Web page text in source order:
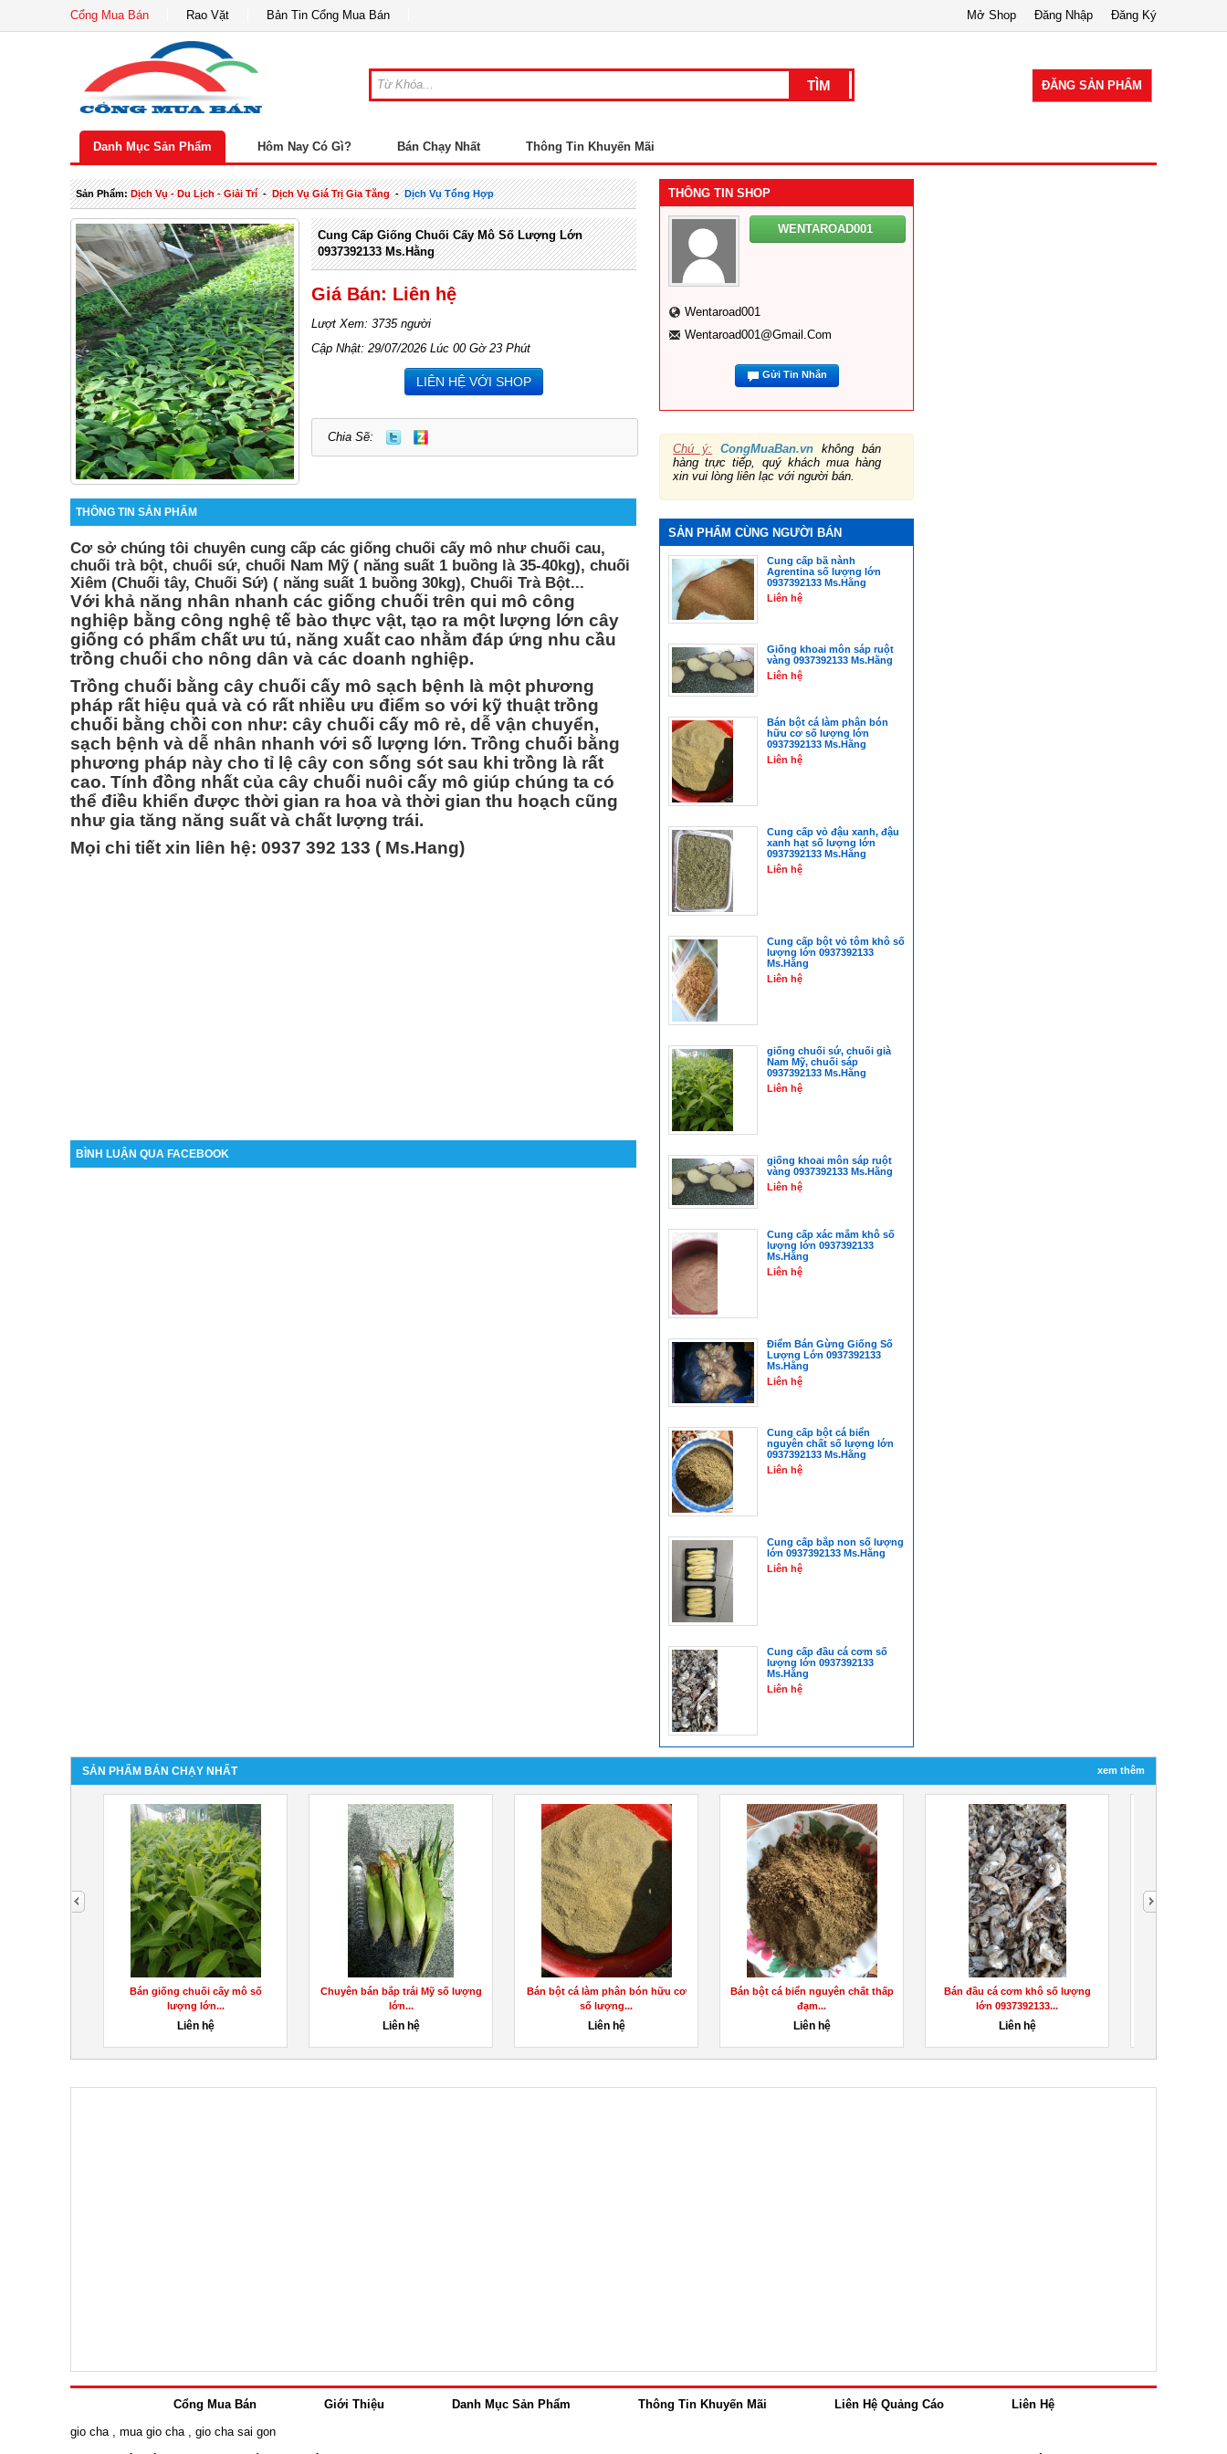
Cổng Mua Bán Rao Vặt Bản Tin Cổng Mua Bán Đăng Ký
Đăng Nhập
Mở Shop
ĐĂNG SẢN PHẨM
Danh Mục Sản Phẩm Hôm Nay Có Gì? Bán Chạy Nhất Thông Tin Khuyến Mãi
Sản Phẩm:Dịch Vụ - Du Lịch - Giải Trí-Dịch Vụ Giá Trị Gia Tăng-Dịch Vụ Tổng Hợp
Cung Cấp Giống Chuối Cấy Mô Số Lượng Lớn
0937392133 Ms.Hằng
Giá Bán: Liên hệ
Lượt Xem: 3735 người
Cập Nhật: 29/07/2026 Lúc 00 Gờ 23 Phút
LIÊN HỆ VỚI SHOP
Chia Sẽ:
THÔNG TIN SẢN PHẨM
Cơ sở chúng tôi chuyên cung cấp các giống chuối cấy mô như chuối cau,
chuối trà bột, chuối sứ, chuối Nam Mỹ ( năng suất 1 buồng là 35-40kg), chuối
Xiêm (Chuối tây, Chuối Sứ) ( năng suất 1 buồng 30kg), Chuối Trà Bột...
Với khả năng nhân nhanh các giống chuối trên qui mô công
nghiệp bằng công nghệ tế bào thực vật, tạo ra một lượng lớn cây
giống có phẩm chất ưu tú, năng xuất cao nhằm đáp ứng nhu cầu
trồng chuối cho nông dân và các doanh nghiệp.
Trồng chuối bằng cây chuối cấy mô sạch bệnh là một phương
pháp rất hiệu quả và có rất nhiều ưu điểm so với kỹ thuật trồng
chuối bằng chồi con như: cây chuối cấy mô rẻ, dễ vận chuyển,
sạch bệnh và dễ nhân nhanh với số lượng lớn. Trồng chuối bằng
phương pháp này cho tỉ lệ cây con sống sót sau khi trồng là rất
cao. Tính đồng nhất của cây chuối nuôi cấy mô giúp chúng ta có
thể điều khiển được thời gian ra hoa và thời gian thu hoạch cũng
như gia tăng năng suất và chất lượng trái.
Mọi chi tiết xin liên hệ: 0937 392 133 ( Ms.Hang)
BÌNH LUẬN QUA FACEBOOK
THÔNG TIN SHOP
WENTAROAD001
Wentaroad001
Wentaroad001@gmail.com
Gửi Tin Nhắn
Chú ý: CongMuaBan.vn không bán
hàng trực tiếp, quý khách mua hàng
xin vui lòng liên lạc với người bán.
SẢN PHẨM CÙNG NGƯỜI BÁN
Cung cấp bã nành
Agrentina số lượng lớn
0937392133 Ms.Hằng
Liên hệ
Giống khoai môn sáp ruột
vàng 0937392133 Ms.Hằng
Liên hệ
Bán bột cá làm phân bón
hữu cơ số lượng lớn
0937392133 Ms.Hằng
Liên hệ
Cung cấp vỏ đậu xanh, đậu
xanh hạt số lượng lớn
0937392133 Ms.Hằng
Liên hệ
Cung cấp bột vỏ tôm khô số
lượng lớn 0937392133
Ms.Hằng
Liên hệ
giống chuối sứ, chuối già
Nam Mỹ, chuối sáp
0937392133 Ms.Hằng
Liên hệ
giống khoai môn sáp ruột
vàng 0937392133 Ms.Hằng
Liên hệ
Cung cấp xác mắm khô số
lượng lớn 0937392133
Ms.Hằng
Liên hệ
Điểm Bán Gừng Giống Số
Lượng Lớn 0937392133
Ms.Hằng
Liên hệ
Cung cấp bột cá biển
nguyên chất số lượng lớn
0937392133 Ms.Hằng
Liên hệ
Cung cấp bắp non số lượng
lớn 0937392133 Ms.Hằng
Liên hệ
Cung cấp đầu cá cơm số
lượng lớn 0937392133
Ms.Hằng
Liên hệ
SẢN PHẨM BÁN CHẠY NHẤT xem thêm
Bán giống chuối cấy mô số
Chuyên bán bắp trái Mỹ số lượng
Bán bột cá làm phân bón hữu cơ
Bán bột cá biển nguyên chất thấp
Bán đầu cá cơm khô số lượng
Bán Vỏ Đậu Xanh, Đậu Xanh Hạt,
next
Cổng Mua Bán Giới Thiệu Danh Mục Sản Phẩm Thông Tin Khuyến Mãi Liên Hệ Quảng Cáo
Liên Hệ
gio cha, mua gio cha, gio cha sai gon